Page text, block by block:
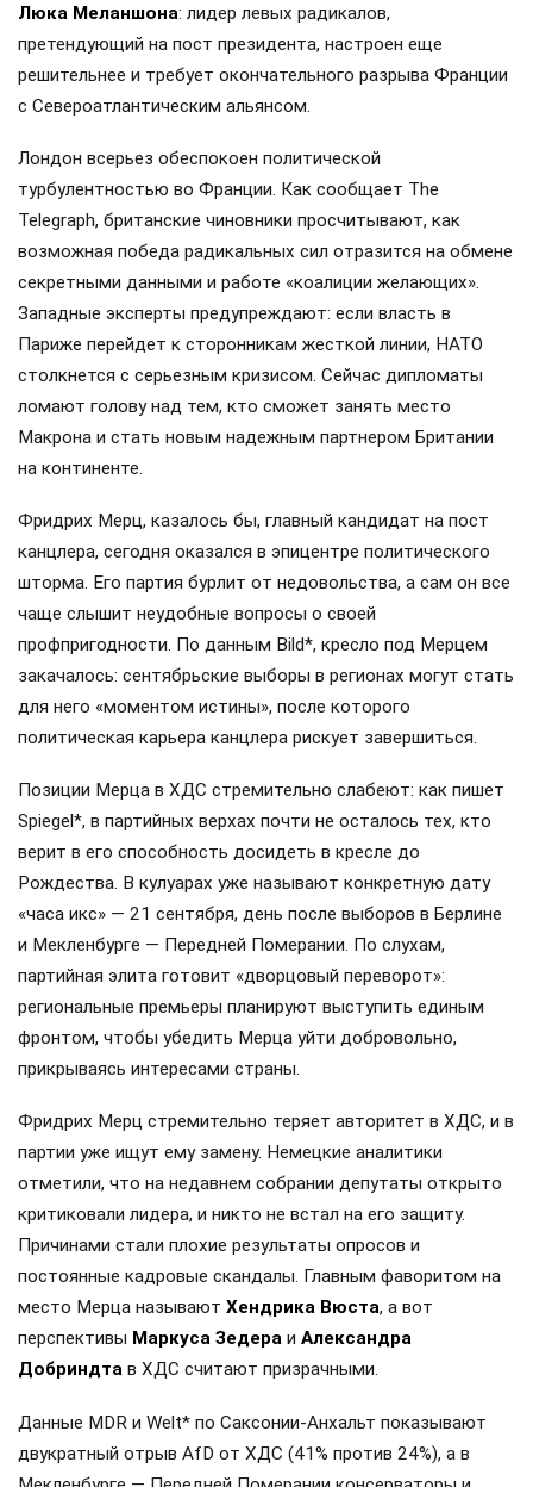
Люка Меланшона: лидер левых радикалов,
претендующий на пост президента, настроен еще
решительнее и требует окончательного разрыва Франции
с Североатлантическим альянсом.
Лондон всерьез обеспокоен политической
турбулентностью во Франции. Как сообщает The
Telegraph, британские чиновники просчитывают, как
возможная победа радикальных сил отразится на обмене
секретными данными и работе «коалиции желающих».
Западные эксперты предупреждают: если власть в
Париже перейдет к сторонникам жесткой линии, НАТО
столкнется с серьезным кризисом. Сейчас дипломаты
ломают голову над тем, кто сможет занять место
Макрона и стать новым надежным партнером Британии
на континенте.
Фридрих Мерц, казалось бы, главный кандидат на пост
канцлера, сегодня оказался в эпицентре политического
шторма. Его партия бурлит от недовольства, а сам он все
чаще слышит неудобные вопросы о своей
профпригодности. По данным Bild*, кресло под Мерцем
закачалось: сентябрьские выборы в регионах могут стать
для него «моментом истины», после которого
политическая карьера канцлера рискует завершиться.
Позиции Мерца в ХДС стремительно слабеют: как пишет
Spiegel*, в партийных верхах почти не осталось тех, кто
верит в его способность досидеть в кресле до
Рождества. В кулуарах уже называют конкретную дату
«часа икс» — 21 сентября, день после выборов в Берлине
и Мекленбурге — Передней Померании. По слухам,
партийная элита готовит «дворцовый переворот»:
региональные премьеры планируют выступить единым
фронтом, чтобы убедить Мерца уйти добровольно,
прикрываясь интересами страны.
Фридрих Мерц стремительно теряет авторитет в ХДС, и в
партии уже ищут ему замену. Немецкие аналитики
отметили, что на недавнем собрании депутаты открыто
критиковали лидера, и никто не встал на его защиту.
Причинами стали плохие результаты опросов и
постоянные кадровые скандалы. Главным фаворитом на
место Мерца называют Хендрика Вюста, а вот
перспективы Маркуса Зедера и Александра
Добриндта в ХДС считают призрачными.
Данные MDR и Welt* по Саксонии-Анхальт показывают
двукратный отрыв AfD от ХДС (41% против 24%), а в